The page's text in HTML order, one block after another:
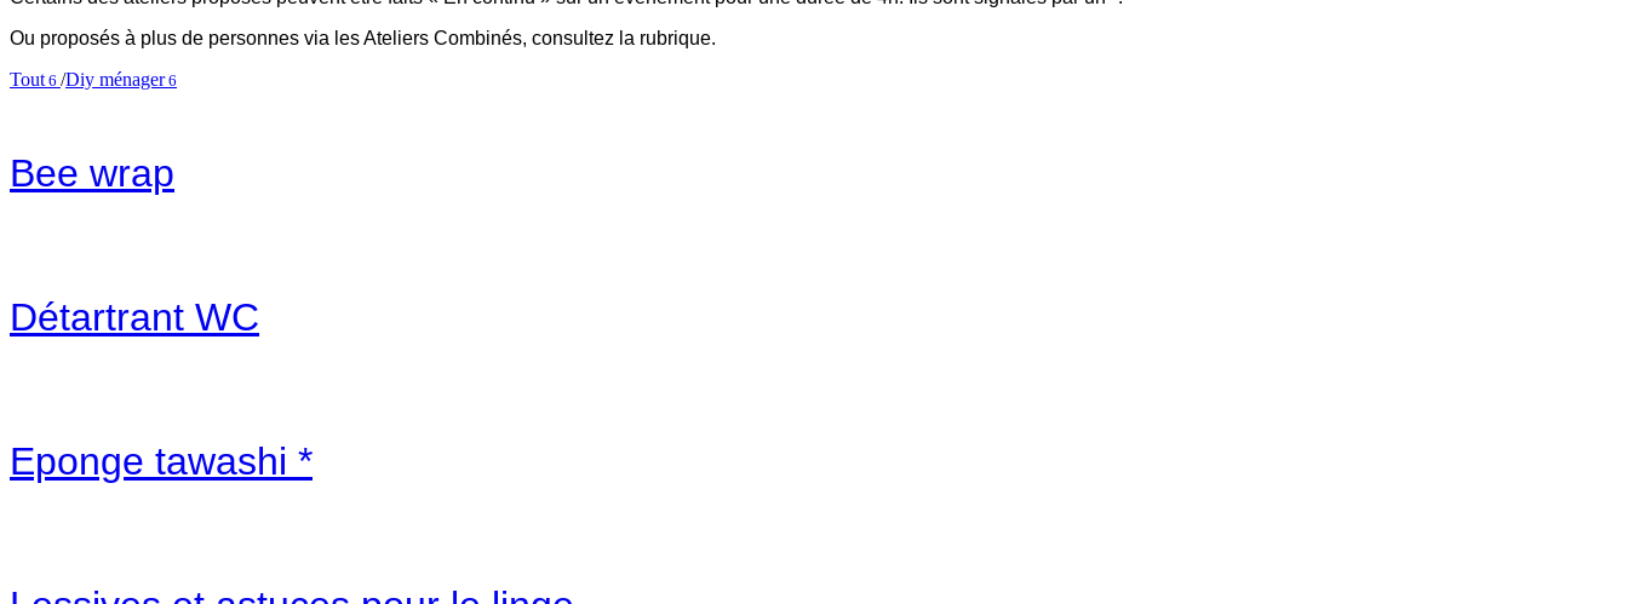
Ou proposés à plus de personnes via les Ateliers Combinés, consultez la rubrique.
Tout 6 /Diy ménager6
Bee wrap
Détartrant WC
Eponge tawashi *